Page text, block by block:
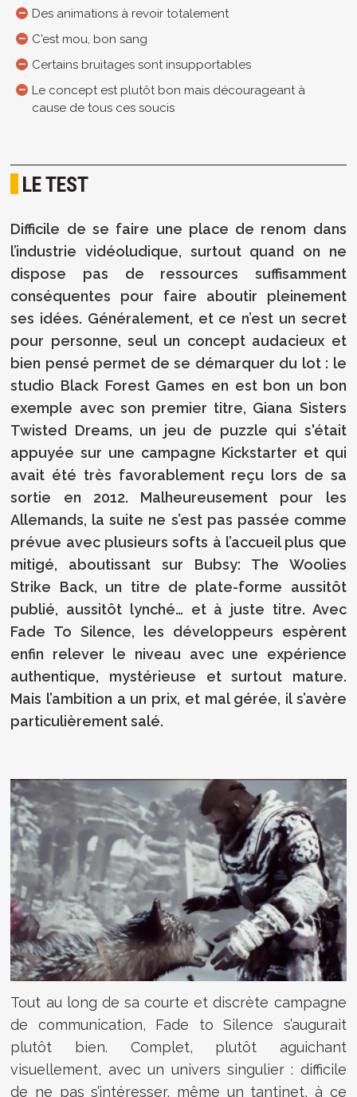
Des animations à revoir totalement
C'est mou, bon sang
Certains bruitages sont insupportables
Le concept est plutôt bon mais décourageant à
cause de tous ces soucis
LE TEST
Difficile de se faire une place de renom dans
l’industrie vidéoludique, surtout quand on ne
dispose pas de ressources suffisamment
conséquentes pour faire aboutir pleinement
ses idées. Généralement, et ce n’est un secret
pour personne, seul un concept audacieux et
bien pensé permet de se démarquer du lot : le
studio Black Forest Games en est bon un bon
exemple avec son premier titre, Giana Sisters
Twisted Dreams, un jeu de puzzle qui s'était
appuyée sur une campagne Kickstarter et qui
avait été très favorablement reçu lors de sa
sortie en 2012. Malheureusement pour les
Allemands, la suite ne s’est pas passée comme
prévue avec plusieurs softs à l’accueil plus que
mitigé, aboutissant sur Bubsy: The Woolies
Strike Back, un titre de plate-forme aussitôt
publié, aussitôt lynché… et à juste titre. Avec
Fade To Silence, les développeurs espèrent
enfin relever le niveau avec une expérience
authentique, mystérieuse et surtout mature.
Mais l’ambition a un prix, et mal gérée, il s’avère
particulièrement salé.
Tout au long de sa courte et discrète campagne
de communication, Fade to Silence s’augurait
plutôt bien. Complet, plutôt aguichant
visuellement, avec un univers singulier : difficile
de ne pas s’intéresser, même un tantinet, à ce